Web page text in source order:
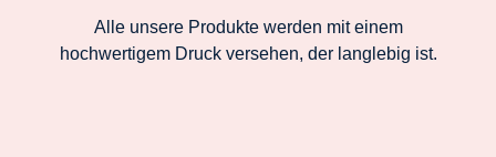
Alle unsere Produkte werden mit einem
hochwertigem Druck versehen, der langlebig ist.